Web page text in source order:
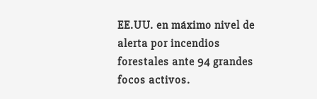
EE.UU. en máximo nivel de
alerta por incendios
forestales ante 94 grandes
focos activos.